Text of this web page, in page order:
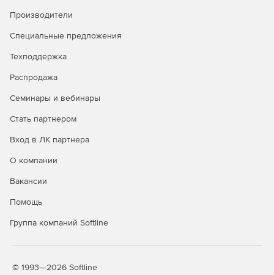
Производители
Специальные предложения
Техподдержка
Распродажа
Семинары и вебинары
Стать партнером
Вход в ЛК партнера
О компании
Вакансии
Помощь
Группа компаний Softline
© 1993—2026 Softline